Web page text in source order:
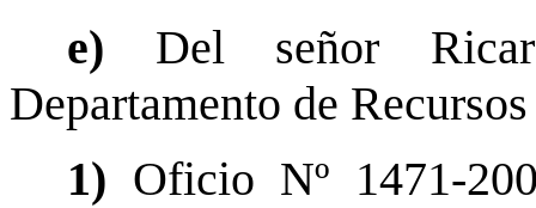
e) Del señor
Departamento de
1) Oficio Nº 1471-